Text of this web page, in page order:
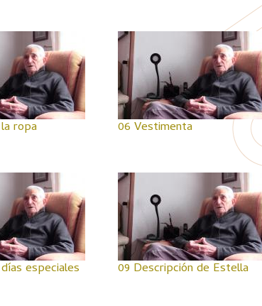
ropa 06 Vestimenta
especiales 09 Descripción de Estella